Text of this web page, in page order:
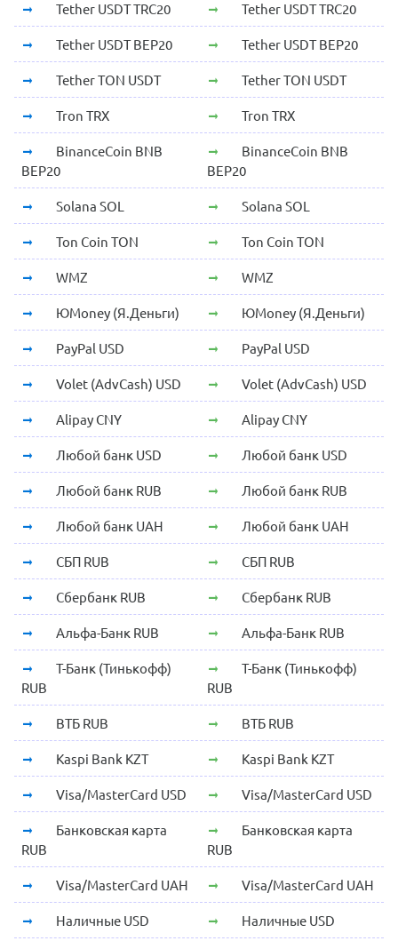
Tether USDT TRC20 Tether USDT TRC20
Tether USDT BEP20 Tether USDT BEP20
Tether TON USDT Tether TON USDT
Tron TRX Tron TRX
BinanceCoin BNB
BEP20
BinanceCoin BNB
BEP20
Solana SOL Solana SOL
Ton Coin TON Ton Coin TON
WMZ WMZ
ЮMoney (Я.Деньги) ЮMoney (Я.Деньги)
PayPal USD PayPal USD
Volet (AdvCash) USD Volet (AdvCash) USD
Alipay CNY Alipay CNY
Любой банк USD Любой банк USD
Любой банк RUB Любой банк RUB
Любой банк UAH Любой банк UAH
СБП RUB СБП RUB
Сбербанк RUB Сбербанк RUB
Альфа-Банк RUB Альфа-Банк RUB
Т-Банк (Тинькофф)
RUB
Т-Банк (Тинькофф)
RUB
ВТБ RUB ВТБ RUB
Kaspi Bank KZT Kaspi Bank KZT
Visa/MasterCard USD Visa/MasterCard USD
Банковская карта
RUB
Банковская карта
RUB
Visa/MasterCard UAH Visa/MasterCard UAH
Наличные USD Наличные USD